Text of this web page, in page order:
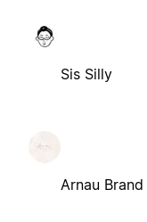
Sis Silly
Arnau Brand